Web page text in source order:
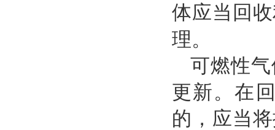
体应当回
理。
可燃性
更新。在
的，应当